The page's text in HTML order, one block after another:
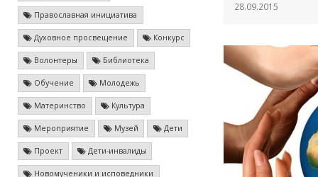
Православная инициатива
Духовное просвещение Конкурс
Волонтеры Библиотека
Обучение Молодежь
Материнство Культура
Мероприятие Музей Дети
Проект Дети-инвалиды
Новомученики и исповедники
28.09.2015